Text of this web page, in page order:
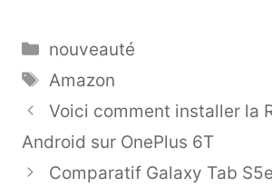
Catégories
nouveauté
Étiquettes
Amazon
Voici comment installer la
Android sur OnePlus 6T
Comparatif Galaxy Tab